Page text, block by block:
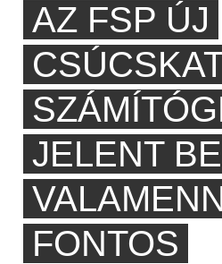
AZ FSP ÚJ
JELENT BE
FONTOS